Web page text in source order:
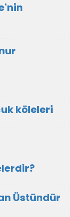
köleleri
Üstündür